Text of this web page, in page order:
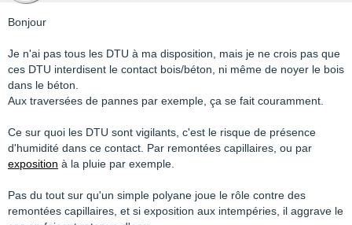
Bonjour
Je n'ai pas tous les DTU à ma disposition, mais je ne crois pas que
ces DTU interdisent le contact bois/béton, ni même de noyer le bois
dans le béton.
Aux traversées de pannes par exemple, ça se fait couramment.
Ce sur quoi les DTU sont vigilants, c'est le risque de présence
d'humidité dans ce contact. Par remontées capillaires, ou par
exposition à la pluie par exemple.
Pas du tout sur qu'un simple polyane joue le rôle contre des
remontées capillaires, et si exposition aux intempéries, il aggrave le